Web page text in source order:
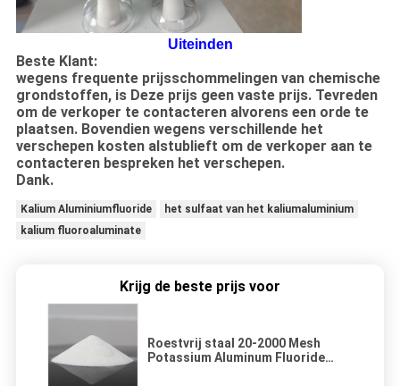
Uiteinden
Beste Klant:
wegens frequente prijsschommelingen van chemische
grondstoffen, is Deze prijs geen vaste prijs. Tevreden
om de verkoper te contacteren alvorens een orde te
plaatsen. Bovendien wegens verschillende het
verschepen kosten alstublieft om de verkoper aan te
contacteren bespreken het verschepen.
Dank.
Kalium Aluminiumfluoride
het sulfaat van het kaliumaluminium
kalium fluoroaluminate
Krijg de beste prijs voor
Roestvrij staal 20-2000 Mesh
Potassium Aluminum Fluoride